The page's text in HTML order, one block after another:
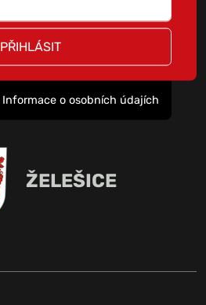
PŘIHLÁSIT
Informace o osobních údajích
ŽELEŠICE